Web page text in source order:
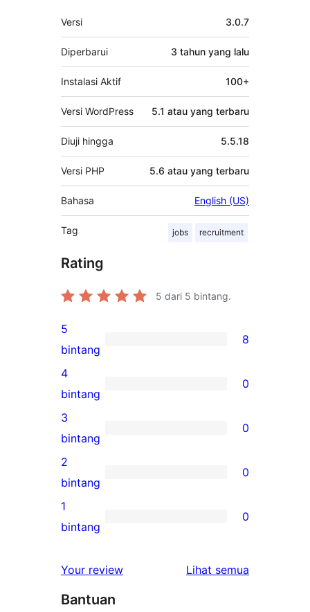
Meta
Versi 3.0.7
Diperbarui 3 tahun yang lalu
Instalasi Aktif 100+
Versi WordPress 5.1 atau yang terbaru
Diuji hingga 5.5.18
Versi PHP 5.6 atau yang terbaru
Bahasa English (US)
Tag jobs recruitment
Rating
5 dari 5 bintang.
8
ulasan
5-
bintang
5
bintang
8
0
ulasan
4-
bintang
4
bintang
0
0
ulasan
3-
bintang
3
bintang
0
0
ulasan
2-
2
bintang
0
0
1-
1
bintang
0
Your review Lihat semua
Bantuan